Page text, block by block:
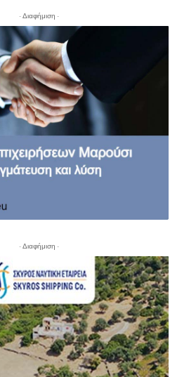
- Διαφήμιση -
- Διαφήμιση -